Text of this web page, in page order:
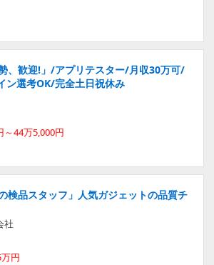
、歓迎!」/アプリテスター/月収30万可/
ン選考OK/完全土日祝休み
～44万5,000円
検品スタッフ」人気ガジェットの品質チ
社
円